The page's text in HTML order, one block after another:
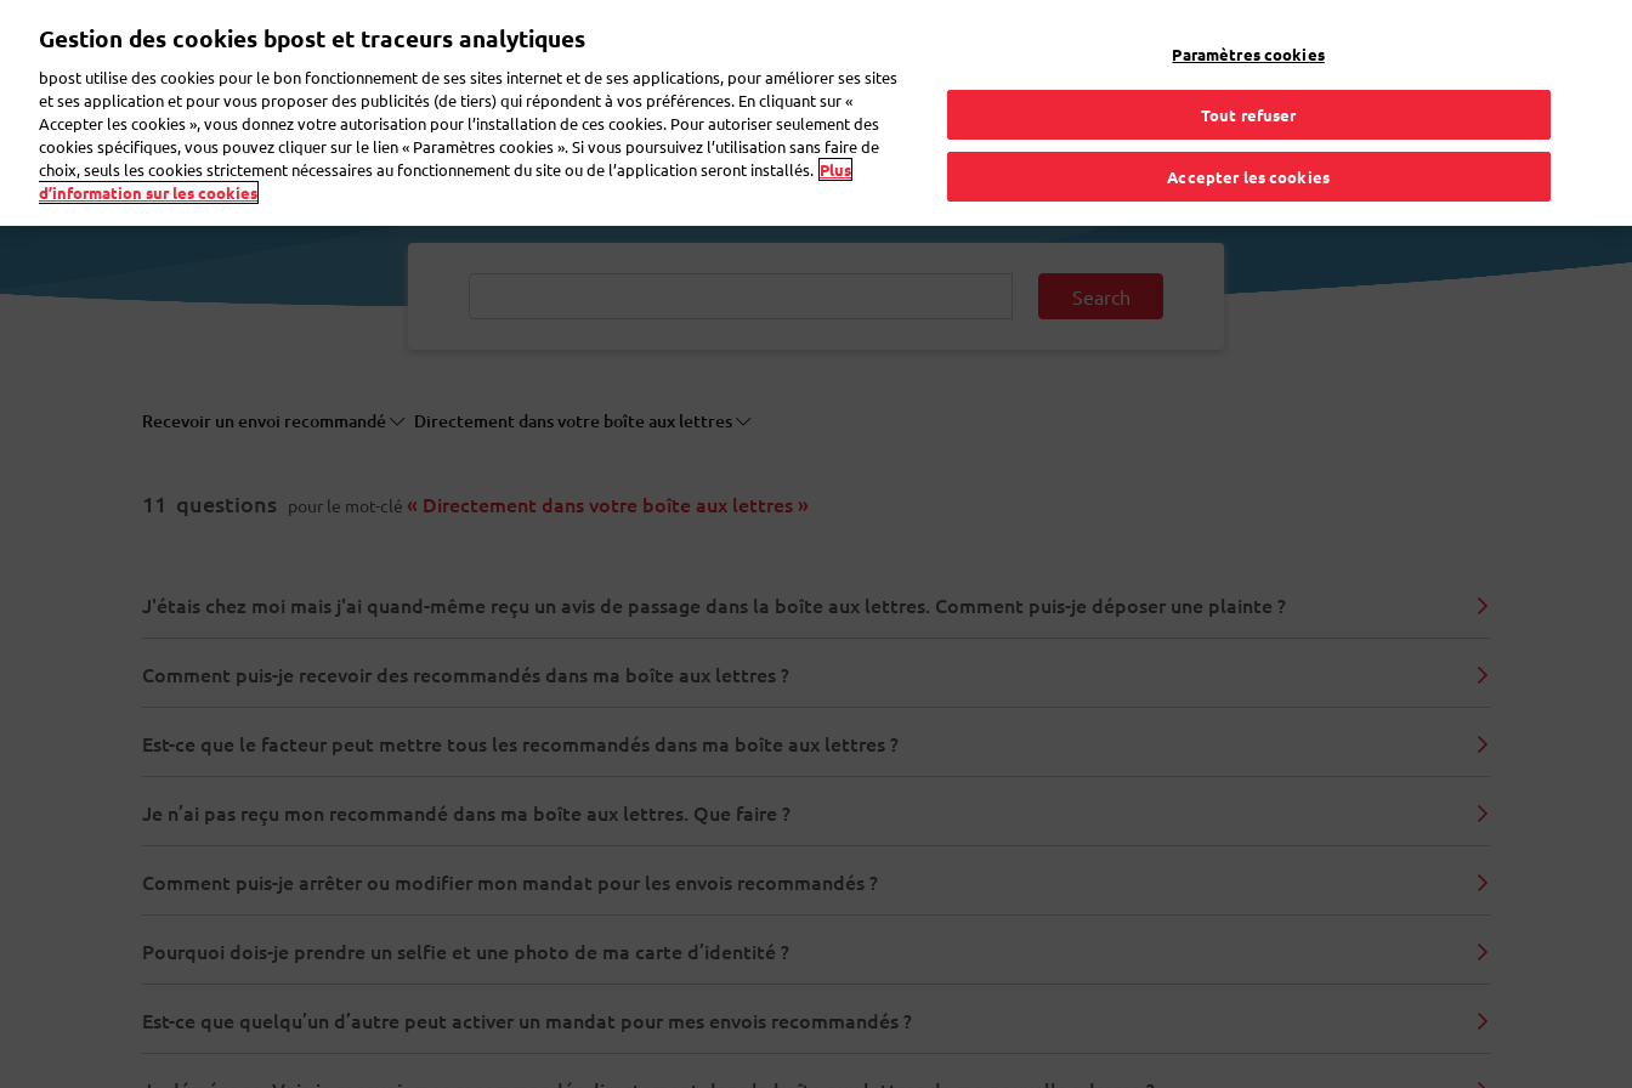
principal
Résidentiel
Envoyer un colis Recevoir un colis Envoyer une lettre Déménagement Questions fréquentes eShop
Search
Recevoir un envoi recommandé Directement dans votre boîte aux lettres
11 questions pour le mot-clé « Directement dans votre boîte aux lettres »
J'étais chez moi mais j'ai quand-même reçu un avis de passage dans la boîte aux lettres. Comment puis-je déposer une plainte ?
Comment puis-je recevoir des recommandés dans ma boîte aux lettres ?
Est-ce que le facteur peut mettre tous les recommandés dans ma boîte aux lettres ?
Je n’ai pas reçu mon recommandé dans ma boîte aux lettres. Que faire ?
Comment puis-je arrêter ou modifier mon mandat pour les envois recommandés ?
Pourquoi dois-je prendre un selfie et une photo de ma carte d’identité ?
Est-ce que quelqu’un d’autre peut activer un mandat pour mes envois recommandés ?
Gestion des cookies bpost et traceurs analytiques
bpost utilise des cookies pour le bon fonctionnement de ses sites internet et de ses applications, pour améliorer ses sites
et ses application et pour vous proposer des publicités (de tiers) qui répondent à vos préférences. En cliquant sur «
Accepter les cookies », vous donnez votre autorisation pour l’installation de ces cookies. Pour autoriser seulement des
cookies spécifiques, vous pouvez cliquer sur le lien « Paramètres cookies ». Si vous poursuivez l’utilisation sans faire de
choix, seuls les cookies strictement nécessaires au fonctionnement du site ou de l’application seront installés. Plus
d’information sur les cookies
Paramètres cookies
Tout refuser
Accepter les cookies